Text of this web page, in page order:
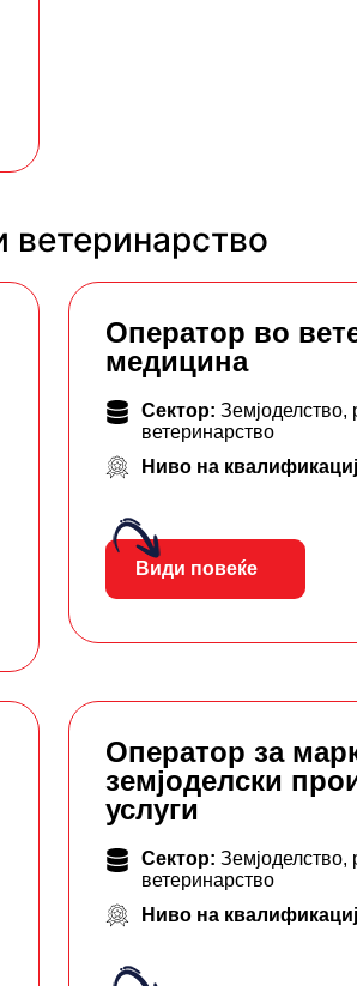
ветеринарство
Оператор во
медицина
Сектор: Земјоделство,
ветеринарство
Ниво на
Види повеќе
Оператор за
земјоделски
услуги
Сектор: Земјоделство,
ветеринарство
Ниво на